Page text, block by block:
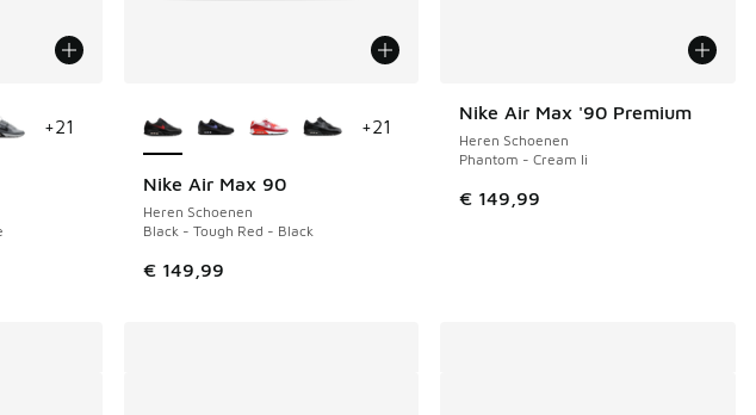
Dit artikel is in de aanbieding Prijs verlaagd van € 149,99 naar € 115,00
+21
Nike Air Max 90
Heren Schoenen
Black - Tough Red - Black
€ 149,99
+21
Nike Air Max '90 Premium
Heren Schoenen
Phantom - Cream Ii
€ 149,99